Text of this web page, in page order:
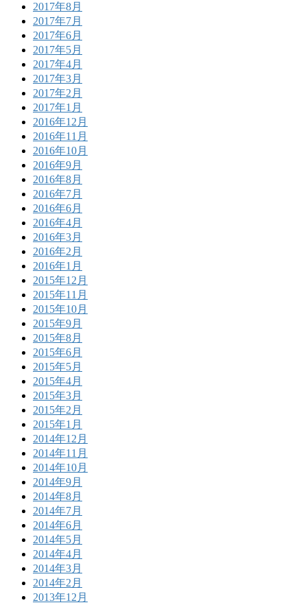
2017年8月
2017年7月
2017年6月
2017年5月
2017年4月
2017年3月
2017年2月
2017年1月
2016年12月
2016年11月
2016年10月
2016年9月
2016年8月
2016年7月
2016年6月
2016年4月
2016年3月
2016年2月
2016年1月
2015年12月
2015年11月
2015年10月
2015年9月
2015年8月
2015年6月
2015年5月
2015年4月
2015年3月
2015年2月
2015年1月
2014年12月
2014年11月
2014年10月
2014年9月
2014年8月
2014年7月
2014年6月
2014年5月
2014年4月
2014年3月
2014年2月
2013年12月